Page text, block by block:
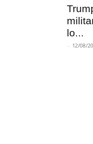
lo...
- 12/08/